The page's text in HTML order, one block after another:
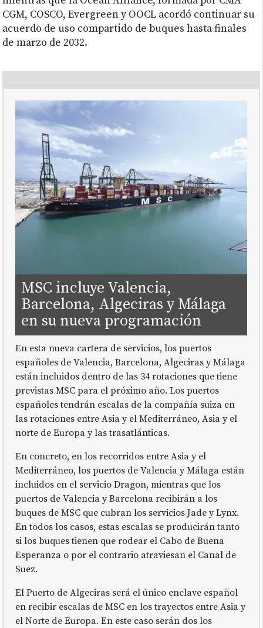
CGM, COSCO, Evergreen y OOCL acordó continuar su
acuerdo de uso compartido de buques hasta finales
de marzo de 2032.
MSC incluye Valencia,
Barcelona, Algeciras y Málaga
en su nueva programación
En esta nueva cartera de servicios, los puertos
españoles de Valencia, Barcelona, Algeciras y Málaga
están incluidos dentro de las 34 rotaciones que tiene
previstas MSC para el próximo año. Los puertos
españoles tendrán escalas de la compañía suiza en
las rotaciones entre Asia y el Mediterráneo, Asia y el
norte de Europa y las trasatlánticas.
En concreto, en los recorridos entre Asia y el
Mediterráneo, los puertos de Valencia y Málaga están
incluidos en el servicio Dragon, mientras que los
puertos de Valencia y Barcelona recibirán a los
buques de MSC que cubran los servicios Jade y Lynx.
En todos los casos, estas escalas se producirán tanto
si los buques tienen que rodear el Cabo de Buena
Esperanza o por el contrario atraviesan el Canal de
Suez.
El Puerto de Algeciras será el único enclave español
en recibir escalas de MSC en los trayectos entre Asia y
el Norte de Europa. En este caso serán dos los